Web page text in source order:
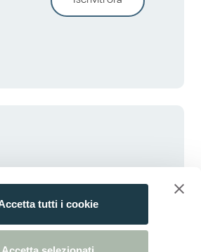
tutti i cookie